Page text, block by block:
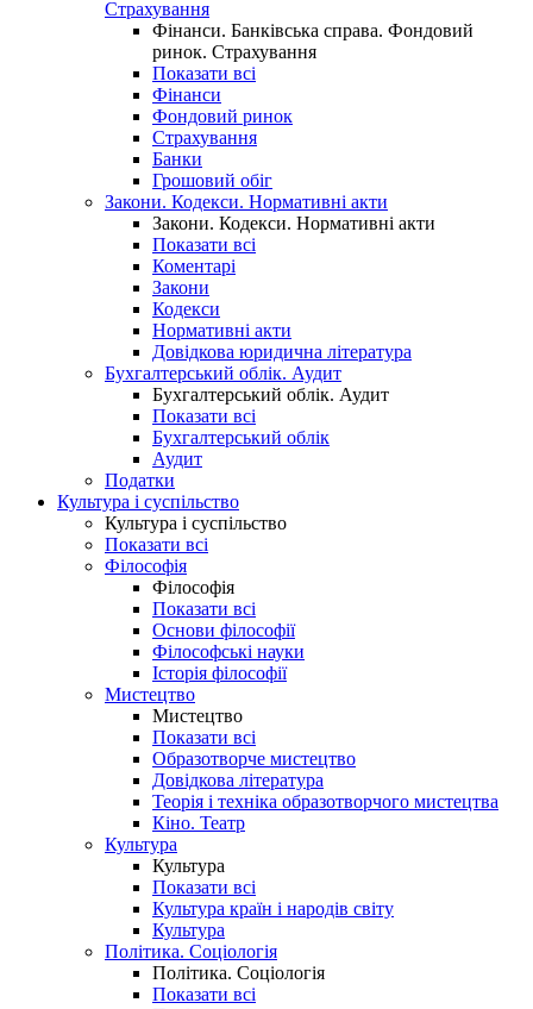
Страхування
Фінанси. Банківська справа. Фондовий
ринок. Страхування
Показати всі
Фінанси
Фондовий ринок
Страхування
Банки
Грошовий обіг
Закони. Кодекси. Нормативні акти
Закони. Кодекси. Нормативні акти
Показати всі
Коментарі
Закони
Кодекси
Нормативні акти
Довідкова юридична література
Бухгалтерський облік. Аудит
Бухгалтерський облік. Аудит
Показати всі
Бухгалтерський облік
Аудит
Податки
Культура і суспільство
Культура і суспільство
Показати всі
Філософія
Філософія
Показати всі
Основи філософії
Філософські науки
Історія філософії
Мистецтво
Мистецтво
Показати всі
Образотворче мистецтво
Довідкова література
Теорія і техніка образотворчого мистецтва
Кіно. Театр
Культура
Культура
Показати всі
Культура країн і народів світу
Культура
Політика. Соціологія
Політика. Соціологія
Показати всі